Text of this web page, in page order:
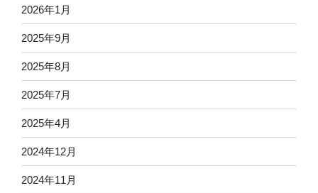
2026年1月
2025年9月
2025年8月
2025年7月
2025年4月
2024年12月
2024年11月